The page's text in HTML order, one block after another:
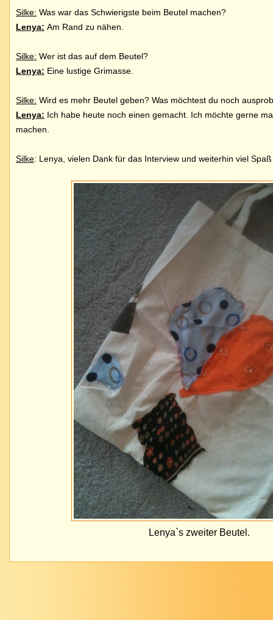
Silke: Was war das Schwierigste beim Beutel machen?
Lenya: Am Rand zu nähen.
Silke: Wer ist das auf dem Beutel?
Lenya: Eine lustige Grimasse.
Silke: Wird es mehr Beutel geben? Was möchtest du noch
Lenya: Ich habe heute noch einen gemacht. Ich möchte gerne
machen.
Silke: Lenya, vielen Dank für das Interview und weiterhin viel Spaß
Lenya`s zweiter Beutel.